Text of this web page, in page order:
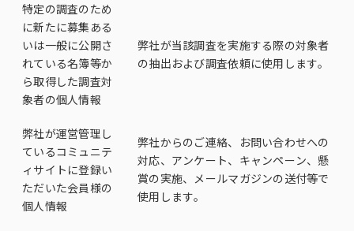
特定の調査のため
に新たに募集ある
いは一般に公開さ
れている名簿等か
ら取得した調査対
象者の個人情報
弊社が当該調査を実施する際の対象者
の抽出および調査依頼に使用します。
弊社が運営管理し
ているコミュニテ
ィサイトに登録い
ただいた会員様の
個人情報
弊社からのご連絡、お問い合わせへの
対応、アンケート、キャンペーン、懸
賞の実施、メールマガジンの送付等で
使用します。